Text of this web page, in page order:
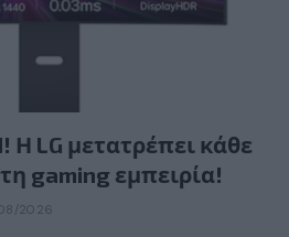
Η LG μετατρέπει κάθε
gaming εμπειρία!
2026